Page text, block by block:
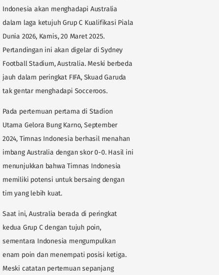
Indonesia akan menghadapi Australia
dalam laga ketujuh Grup C Kualifikasi Piala
Dunia 2026, Kamis, 20 Maret 2025.
Pertandingan ini akan digelar di Sydney
Football Stadium, Australia. Meski berbeda
jauh dalam peringkat FIFA, Skuad Garuda
tak gentar menghadapi Socceroos.
Pada pertemuan pertama di Stadion
Utama Gelora Bung Karno, September
2024, Timnas Indonesia berhasil menahan
imbang Australia dengan skor 0-0. Hasil ini
menunjukkan bahwa Timnas Indonesia
memiliki potensi untuk bersaing dengan
tim yang lebih kuat.
Saat ini, Australia berada di peringkat
kedua Grup C dengan tujuh poin,
sementara Indonesia mengumpulkan
enam poin dan menempati posisi ketiga.
Meski catatan pertemuan sepanjang